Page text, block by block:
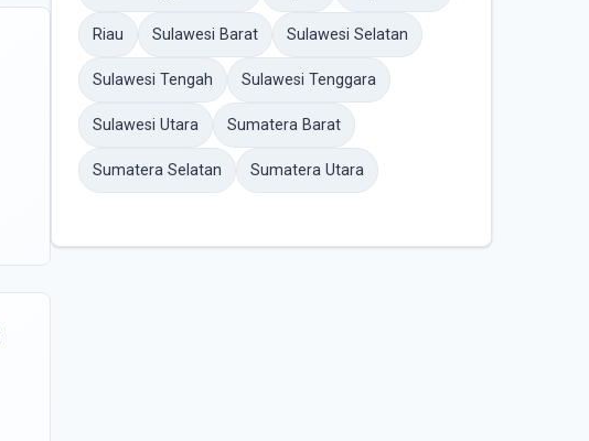
Riau Sulawesi Barat Sulawesi Selatan
Sulawesi Tengah Sulawesi Tenggara
Sulawesi Utara Sumatera Barat
Sumatera Selatan Sumatera Utara